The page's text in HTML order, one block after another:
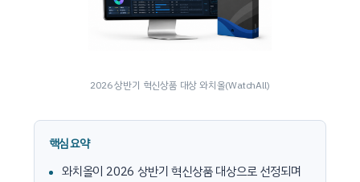
2026 상반기 혁신상품 대상 와치올(WatchAll)
핵심 요약
와치올이 2026 상반기 혁신상품 대상으로 선정되며